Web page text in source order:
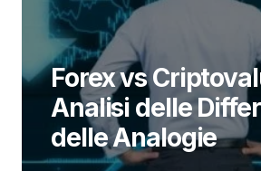
Forex vs
Analisi delle
delle Analogie